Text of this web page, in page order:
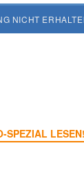
NICHT
SPEZIAL LESEN!